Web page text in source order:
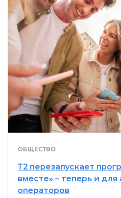
ОБЩЕСТВО
Т2 перезапускает
вместе» – теперь и для
операторов